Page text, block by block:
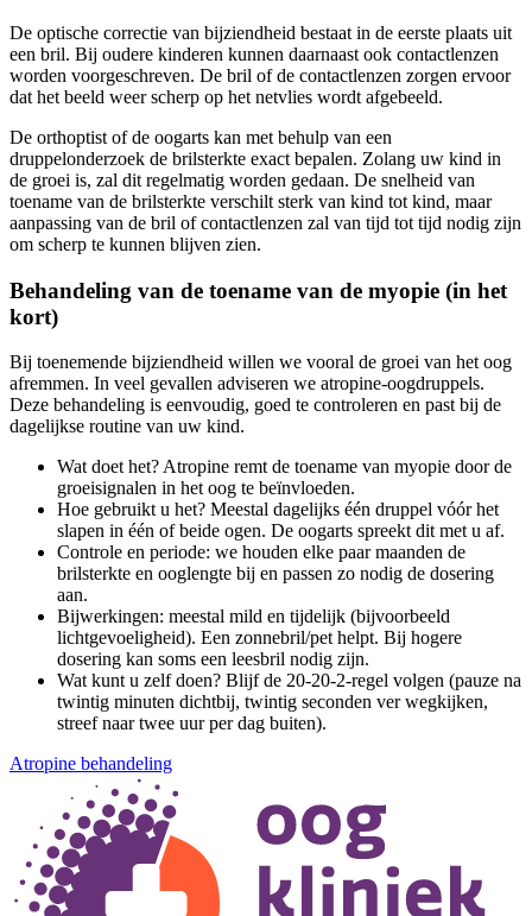
De optische correctie van bijziendheid bestaat in de eerste plaats uit
een bril. Bij oudere kinderen kunnen daarnaast ook contactlenzen
worden voorgeschreven. De bril of de contactlenzen zorgen ervoor
dat het beeld weer scherp op het netvlies wordt afgebeeld.
De orthoptist of de oogarts kan met behulp van een
druppelonderzoek de brilsterkte exact bepalen. Zolang uw kind in
de groei is, zal dit regelmatig worden gedaan. De snelheid van
toename van de brilsterkte verschilt sterk van kind tot kind, maar
aanpassing van de bril of contactlenzen zal van tijd tot tijd nodig zijn
om scherp te kunnen blijven zien.
Behandeling van de toename van de myopie (in het
kort)
Bij toenemende bijziendheid willen we vooral de groei van het oog
afremmen. In veel gevallen adviseren we atropine-oogdruppels.
Deze behandeling is eenvoudig, goed te controleren en past bij de
dagelijkse routine van uw kind.
Wat doet het? Atropine remt de toename van myopie door de
groei­signalen in het oog te beïnvloeden.
Hoe gebruikt u het? Meestal dagelijks één druppel vóór het
slapen in één of beide ogen. De oogarts spreekt dit met u af.
Controle en periode: we houden elke paar maanden de
brilsterkte en ooglengte bij en passen zo nodig de dosering
aan.
Bijwerkingen: meestal mild en tijdelijk (bijvoorbeeld
lichtgevoeligheid). Een zonnebril/pet helpt. Bij hogere
dosering kan soms een leesbril nodig zijn.
Wat kunt u zelf doen? Blijf de 20-20-2-regel volgen (pauze na
twintig minuten dichtbij, twintig seconden ver wegkijken,
streef naar twee uur per dag buiten).
Atropine behandeling